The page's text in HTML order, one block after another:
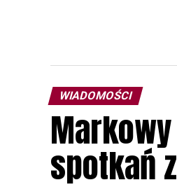
WIADOMOŚCI
spotkań